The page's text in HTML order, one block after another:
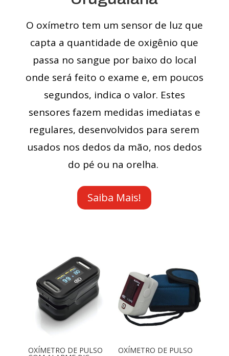
O oxímetro tem um sensor de luz que
capta a quantidade de oxigênio que
passa no sangue por baixo do local
onde será feito o exame e, em poucos
segundos, indica o valor. Estes
sensores fazem medidas imediatas e
regulares, desenvolvidos para serem
usados nos dedos da mão, nos dedos
do pé ou na orelha.
Saiba Mais!
OXÍMETRO DE PULSO OXÍMETRO DE PULSO